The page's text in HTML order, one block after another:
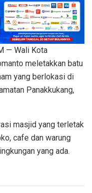
— Wali Kota
meletakkan batu
yang berlokasi di
Panakkukang,
masjid yang terletak
cafe dan warung
yang ada.